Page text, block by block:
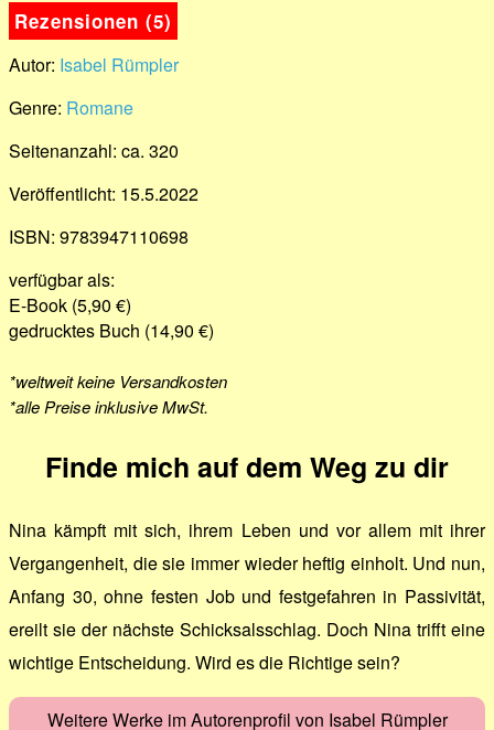
Rezensionen (5)
Autor: Isabel Rümpler
Genre: Romane
Seitenanzahl: ca. 320
Veröffentlicht: 15.5.2022
ISBN: 9783947110698
verfügbar als:
E-Book (5,90 €)
gedrucktes Buch (14,90 €)
*weltweit keine Versandkosten
*alle Preise inklusive MwSt.
Finde mich auf dem Weg zu dir
Nina kämpft mit sich, ihrem Leben und vor allem mit ihrer
Vergangenheit, die sie immer wieder heftig einholt. Und nun,
Anfang 30, ohne festen Job und festgefahren in Passivität,
ereilt sie der nächste Schicksalsschlag. Doch Nina trifft eine
wichtige Entscheidung. Wird es die Richtige sein?
Weitere Werke im Autorenprofil von Isabel Rümpler